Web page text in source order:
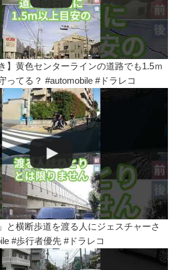
】黄色センターラインの道路でも1.5ｍ
ってる？ #automobile #ドラレコ
と横断歩道を渡る人にジェスチャーさ
#歩行者優先 #ドラレコ